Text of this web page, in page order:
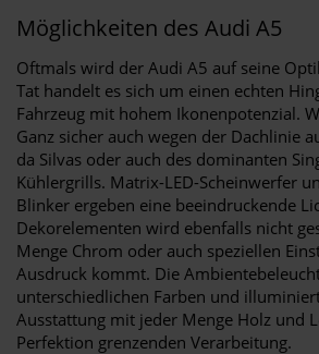
Möglichkeiten des Audi A5
Oftmals wird der Audi A5 auf seine
Tat handelt es sich um einen echten
Fahrzeug mit hohem Ikonenpotenzial.
Ganz sicher auch wegen der Dachlinie
da Silvas oder auch des dominanten
Kühlergrills. Matrix-LED-Scheinwerfer
Blinker ergeben eine beeindruckende
Dekorelementen wird ebenfalls nicht
Menge Chrom oder auch speziellen
Ausdruck kommt. Die
unterschiedlichen Farben und
Ausstattung mit jeder Menge Holz und
Perfektion grenzenden Verarbeitung.